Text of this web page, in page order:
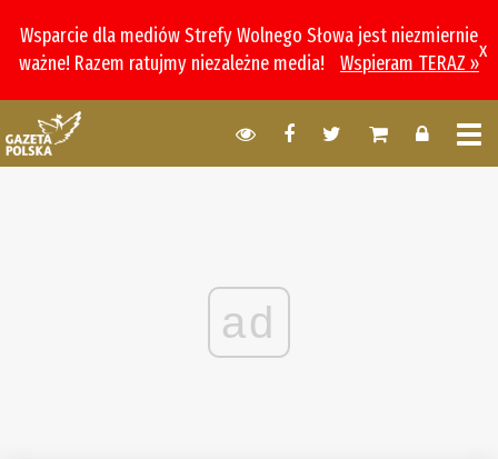
Wsparcie dla mediów Strefy Wolnego Słowa jest niezmiernie
ważne! Razem ratujmy niezależne media!
Wspieram TERAZ »
x
ad